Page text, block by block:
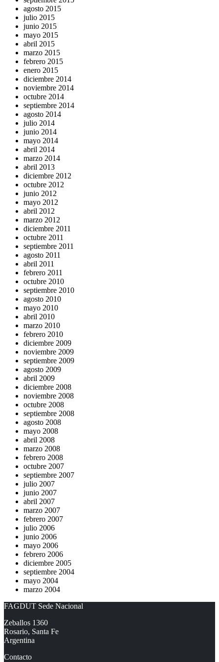
agosto 2015
julio 2015
junio 2015
mayo 2015
abril 2015
marzo 2015
febrero 2015
enero 2015
diciembre 2014
noviembre 2014
octubre 2014
septiembre 2014
agosto 2014
julio 2014
junio 2014
mayo 2014
abril 2014
marzo 2014
abril 2013
diciembre 2012
octubre 2012
junio 2012
mayo 2012
abril 2012
marzo 2012
diciembre 2011
octubre 2011
septiembre 2011
agosto 2011
abril 2011
febrero 2011
octubre 2010
septiembre 2010
agosto 2010
mayo 2010
abril 2010
marzo 2010
febrero 2010
diciembre 2009
noviembre 2009
septiembre 2009
agosto 2009
abril 2009
diciembre 2008
noviembre 2008
octubre 2008
septiembre 2008
agosto 2008
mayo 2008
abril 2008
marzo 2008
febrero 2008
octubre 2007
septiembre 2007
julio 2007
junio 2007
abril 2007
marzo 2007
febrero 2007
julio 2006
junio 2006
mayo 2006
febrero 2006
diciembre 2005
septiembre 2004
mayo 2004
marzo 2004
FAGDUT Sede Nacional
Zeballos 1360
Rosario, Santa Fe
Argentina
Contacto